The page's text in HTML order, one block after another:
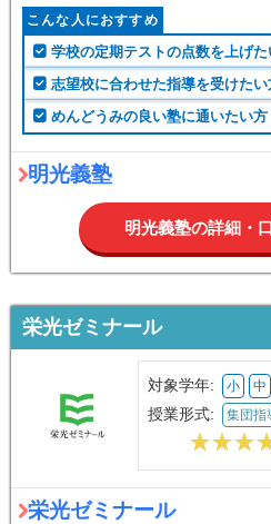
こんな人におすすめ
学校の定期テストの点数を上げた
志望校に合わせた指導を受けたい
めんどうみの良い塾に通いたい方
明光義塾
明光義塾の詳細・
栄光ゼミナール
対象学年: 小 中
授業形式: 集団指
栄光ゼミナール